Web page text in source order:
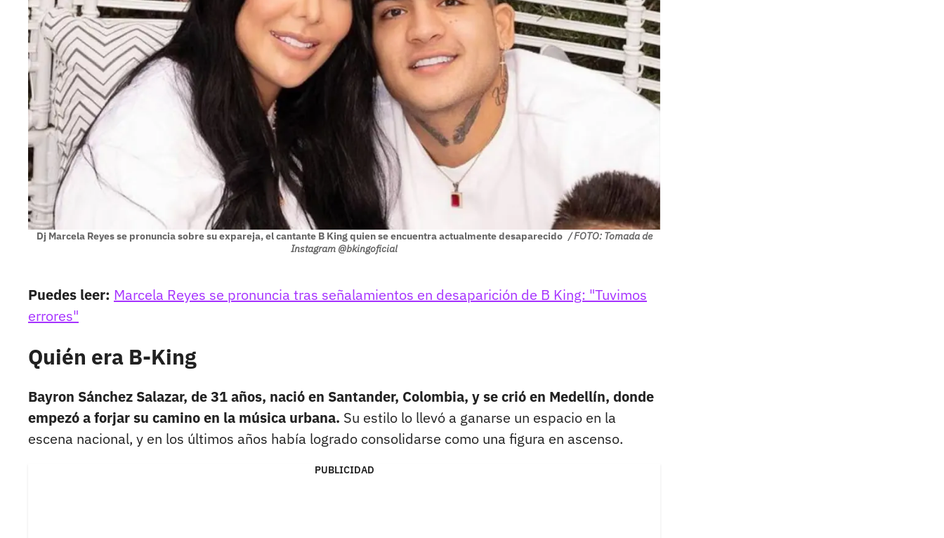
Dj Marcela Reyes se pronuncia sobre su expareja, el cantante B King quien se encuentra actualmente desaparecido / FOTO: Tomada de
Instagram @bkingoficial
Puedes leer: Marcela Reyes se pronuncia tras señalamientos en desaparición de B King: "Tuvimos
errores"
Quién era B-King
Bayron Sánchez Salazar, de 31 años, nació en Santander, Colombia, y se crió en Medellín, donde
empezó a forjar su camino en la música urbana. Su estilo lo llevó a ganarse un espacio en la
escena nacional, y en los últimos años había logrado consolidarse como una figura en ascenso.
PUBLICIDAD